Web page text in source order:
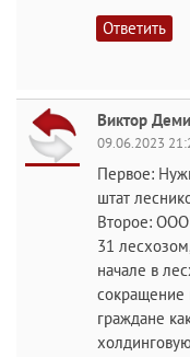
Ответить
Виктор
09.06.2023
Первое:
штат
Второе:
31
начале в
сокращение
граждане